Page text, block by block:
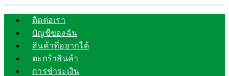
ติดต่อเรา
บัญชีของฉัน
สินค้าที่อยากได้
ตะกร้าสินค้า
การชำระเงิน